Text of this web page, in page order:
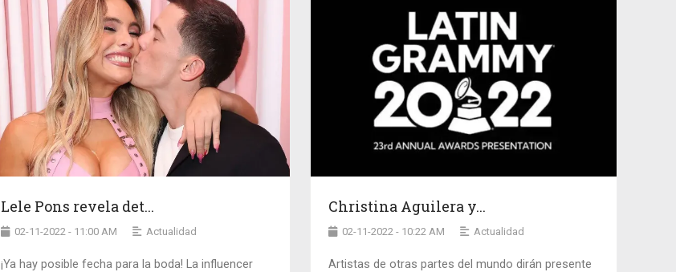
Lele Pons revela det...
02-11-2022 - 11:00 AM Actualidad
¡Ya hay posible fecha para la boda! La influencer
Christina Aguilera y...
02-11-2022 - 10:22 AM Actualidad
Artistas de otras partes del mundo dirán presente